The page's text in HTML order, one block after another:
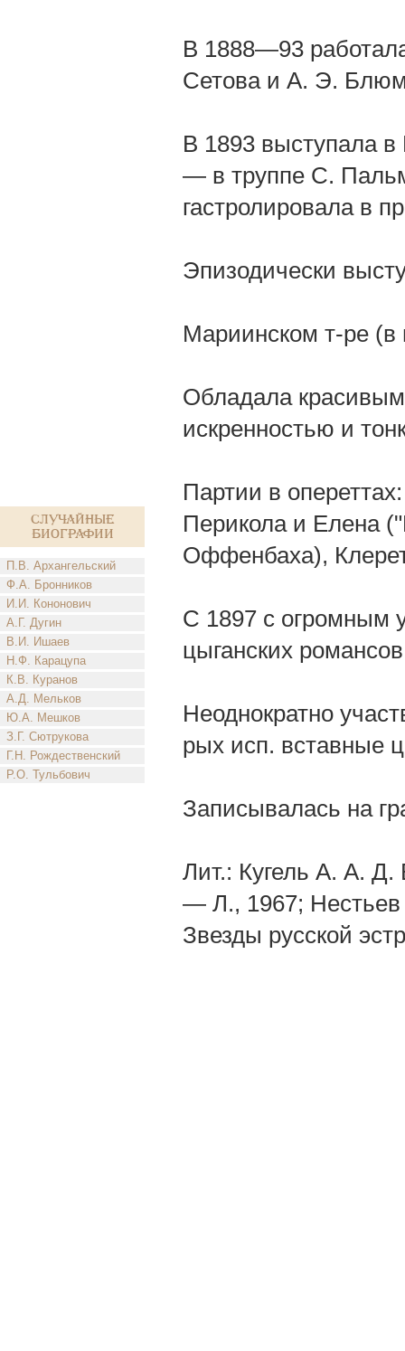
Случайные
биографии
П.В. Архангельский
Ф.А. Бронников
И.И. Кононович
А.Г. Дугин
В.И. Ишаев
Н.Ф. Карацупа
К.В. Куранов
А.Д. Мельков
Ю.А. Мешков
З.Г. Сютрукова
Г.Н. Рождественский
Р.О. Тульбович
В 1888—93
Сетова и А. Э.
В 1893 выступала
— в труппе С.
гастролировала в
Эпизодически
Мариинском т-ре
Обладала красивым
искренностью и
Партии в
Перикола и Елена
Оффенбаха),
С 1897 с огромным
цыганских
Неоднократно
рых исп. вставные
Записывалась на
Лит.: Кугель А. А. Д.
— Л., 1967;
Звезды русской